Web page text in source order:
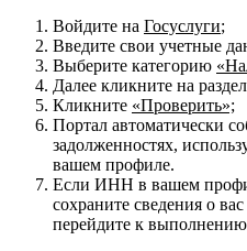
Войдите на Госуслуги;
Введите свои учетные
Выберите категорию
Далее кликните на раздел
Кликните «Проверить»;
Портал автоматически
задолженностях,
вашем профиле.
Если ИНН в вашем
сохраните сведения о
перейдите к